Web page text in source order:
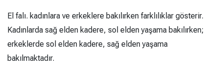
El falı. kadınlara ve erkeklere bakılırken farklılıklar gösterir.
Kadınlarda sağ elden kadere, sol elden yaşama bakılırken;
erkeklerde sol elden kadere, sağ elden yaşama
bakılmaktadır.